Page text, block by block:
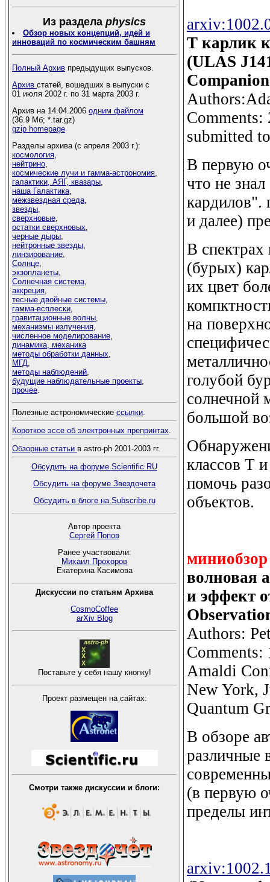
Из раздела physics
Обзор новых концепций, идей и
инноваций по космическим башням
Полный Архив предыдущих выпусков.
Архив статей, вошедших в выпуски с
01 июля 2002 г. по 31 марта 2003 г.
Архив на 14.04.2006 одним файлом
(36.9 Мб; *.tar.gz)
gzip homepage
Разделы архива (с апреля 2003 г.):
космология,
нейтрино,
космические лучи и гамма-астрономия,
галактики, АЯГ, квазары,
наша Галактика,
межзвездная среда,
звезды,
сверхновые,
остатки сверхновых,
черные дыры,
нейтронные звезды,
линзирование,
Солнце,
экзопланеты,
Солнечная система,
аккреция,
тесные двойные системы,
гамма-всплески,
гравитационные волны,
механизмы излучения,
численное моделирование,
динамика, механика
методы обработки данных,
МГД,
методы наблюдений,
будущие наблюдательные проекты,
прочее.
Полезные астрономические ссылки
Короткое эссе об электронных препринтах
Обзорные статьи в astro-ph 2001-2003 гг.
Обсудить на форуме Scientific.RU
Обсудить на форуме Звездочета
Обсудить в блоге на Subscribe.ru
Автор проекта
Сергей Попов
Ранее участвовали:
Михаил Прохоров
Екатерина Касимова
Дискуссии по статьям Архива
CosmoCoffee
arXiv Blog
Поставьте у себя нашу кнопку!
Проект размещен на сайтах:
Смотри также дискуссии и блоги:
Т карлик
(ULAS
Comments:
submitted
В первую
что не
кардилов".
и далее)
В
(бурых)
их цвет
на
голубой
солнечной
большой
классов Т
помочь
объектов.
миниобзор
волновая
и эффект
Authors:
Comments:
Amaldi
New York,
Quantum
В обзоре
различные
(в первую
пределы